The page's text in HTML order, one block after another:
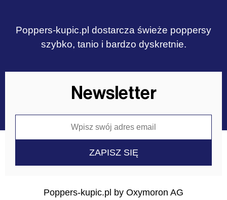
Poppers-kupic.pl dostarcza świeże poppersy
szybko, tanio i bardzo dyskretnie.
Newsletter
Poppers-kupic.pl by Oxymoron AG